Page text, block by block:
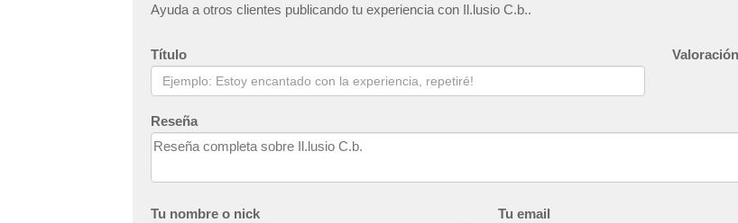
Ayuda a otros clientes publicando tu experiencia con Il.lusio C.b..
Título Valoración
Reseña
Tu nombre o nick Tu email